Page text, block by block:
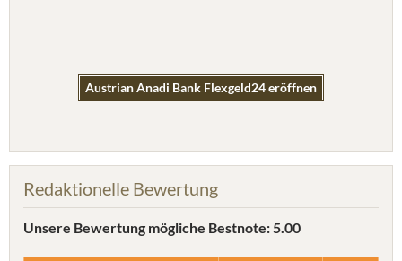
Austrian Anadi Bank Flexgeld24 eröffnen
Redaktionelle Bewertung
Unsere Bewertung mögliche Bestnote: 5.00